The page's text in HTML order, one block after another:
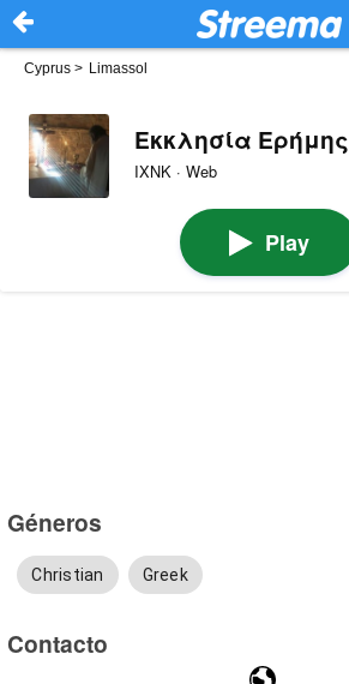
Cyprus > Limassol
Εκκλησία Ερήμης
ΙΧΝΚ · Web
Play
Géneros
Christian Greek
Contacto